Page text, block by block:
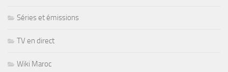
Séries et émissions
TV en direct
Wiki Maroc